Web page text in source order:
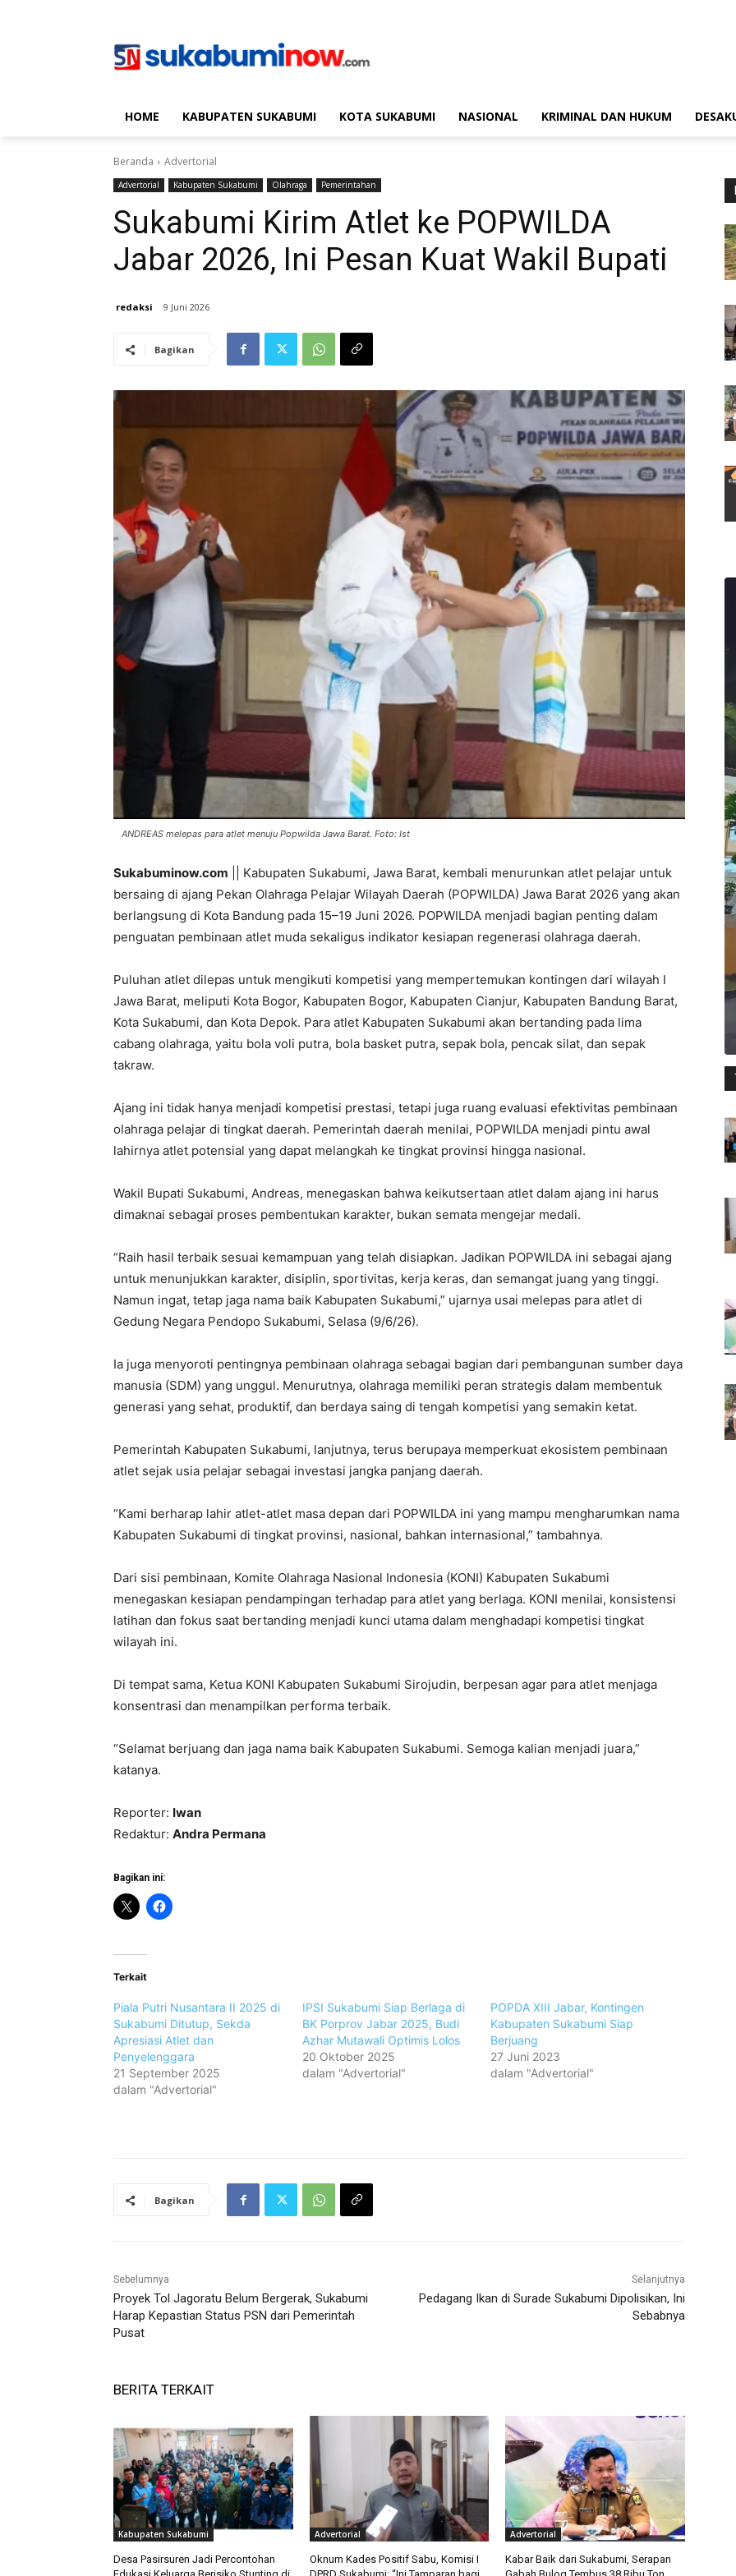
HOME KABUPATEN SUKABUMI KOTA SUKABUMI NASIONAL KRIMINAL DAN HUKUM
Beranda Advertorial
Advertorial Kabupaten Sukabumi Olahraga Pemerintahan
Sukabumi Kirim Atlet ke POPWILDA
Jabar 2026, Ini Pesan Kuat Wakil Bupati
redaksi 9 Juni 2026
Bagikan
ANDREAS melepas para atlet menuju Popwilda Jawa Barat. Foto: Ist
Sukabuminow.com || Kabupaten Sukabumi, Jawa Barat, kembali menurunkan atlet pelajar untuk
bersaing di ajang Pekan Olahraga Pelajar Wilayah Daerah (POPWILDA) Jawa Barat 2026 yang akan
berlangsung di Kota Bandung pada 15–19 Juni 2026. POPWILDA menjadi bagian penting dalam
penguatan pembinaan atlet muda sekaligus indikator kesiapan regenerasi olahraga daerah.
Puluhan atlet dilepas untuk mengikuti kompetisi yang mempertemukan kontingen dari wilayah I
Jawa Barat, meliputi Kota Bogor, Kabupaten Bogor, Kabupaten Cianjur, Kabupaten Bandung Barat,
Kota Sukabumi, dan Kota Depok. Para atlet Kabupaten Sukabumi akan bertanding pada lima
cabang olahraga, yaitu bola voli putra, bola basket putra, sepak bola, pencak silat, dan sepak
takraw.
Ajang ini tidak hanya menjadi kompetisi prestasi, tetapi juga ruang evaluasi efektivitas pembinaan
olahraga pelajar di tingkat daerah. Pemerintah daerah menilai, POPWILDA menjadi pintu awal
lahirnya atlet potensial yang dapat melangkah ke tingkat provinsi hingga nasional.
Wakil Bupati Sukabumi, Andreas, menegaskan bahwa keikutsertaan atlet dalam ajang ini harus
dimaknai sebagai proses pembentukan karakter, bukan semata mengejar medali.
“Raih hasil terbaik sesuai kemampuan yang telah disiapkan. Jadikan POPWILDA ini sebagai ajang
untuk menunjukkan karakter, disiplin, sportivitas, kerja keras, dan semangat juang yang tinggi.
Namun ingat, tetap jaga nama baik Kabupaten Sukabumi,” ujarnya usai melepas para atlet di
Gedung Negara Pendopo Sukabumi, Selasa (9/6/26).
Ia juga menyoroti pentingnya pembinaan olahraga sebagai bagian dari pembangunan sumber daya
manusia (SDM) yang unggul. Menurutnya, olahraga memiliki peran strategis dalam membentuk
generasi yang sehat, produktif, dan berdaya saing di tengah kompetisi yang semakin ketat.
Pemerintah Kabupaten Sukabumi, lanjutnya, terus berupaya memperkuat ekosistem pembinaan
atlet sejak usia pelajar sebagai investasi jangka panjang daerah.
“Kami berharap lahir atlet-atlet masa depan dari POPWILDA ini yang mampu mengharumkan nama
Kabupaten Sukabumi di tingkat provinsi, nasional, bahkan internasional,” tambahnya.
Dari sisi pembinaan, Komite Olahraga Nasional Indonesia (KONI) Kabupaten Sukabumi
menegaskan kesiapan pendampingan terhadap para atlet yang berlaga. KONI menilai, konsistensi
latihan dan fokus saat bertanding menjadi kunci utama dalam menghadapi kompetisi tingkat
wilayah ini.
Di tempat sama, Ketua KONI Kabupaten Sukabumi Sirojudin, berpesan agar para atlet menjaga
konsentrasi dan menampilkan performa terbaik.
“Selamat berjuang dan jaga nama baik Kabupaten Sukabumi. Semoga kalian menjadi juara,”
katanya.
Reporter: Iwan
Redaktur: Andra Permana
Bagikan ini:
Terkait
Piala Putri Nusantara II 2025 di
Sukabumi Ditutup, Sekda
Apresiasi Atlet dan
Penyelenggara
21 September 2025
dalam "Advertorial"
IPSI Sukabumi Siap Berlaga di
BK Porprov Jabar 2025, Budi
Azhar Mutawali Optimis Lolos
20 Oktober 2025
dalam "Advertorial"
POPDA XIII Jabar, Kontingen
Kabupaten Sukabumi Siap
Berjuang
27 Juni 2023
dalam "Advertorial"
Bagikan
Sebelumnya
Proyek Tol Jagoratu Belum Bergerak, Sukabumi
Harap Kepastian Status PSN dari Pemerintah
Pusat
Selanjutnya
Pedagang Ikan di Surade Sukabumi Dipolisikan, Ini
Sebabnya
BERITA TERKAIT
Kabupaten Sukabumi
Desa Pasirsuren Jadi Percontohan
Advertorial
Oknum Kades Positif Sabu, Komisi I
Advertorial
Kabar Baik dari Sukabumi, Serapan